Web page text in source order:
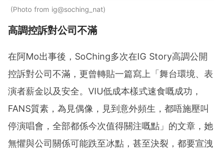
Photo from ig@soching_nat
高調控訴對公司不滿
在阿Mo出事後，SoChing多次在IG Story高調公開
控訴對公司不滿，更曾轉貼一篇寫上「舞台環境、表
演者薪金以及安全。VIU低成本樣式速食嘅成功，
FANS質素，為見偶像，見到意外頻生，都唔施壓叫
停演唱會，全部都係今次值得關注嘅點」的文章，她
無懼與公司關係可能跌至冰點，甚至決裂，都要宣洩